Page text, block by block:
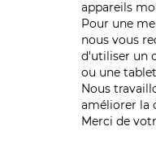
appareils
Pour une
nous vous
d'utiliser un
ou une
Nous
améliorer la
Merci de